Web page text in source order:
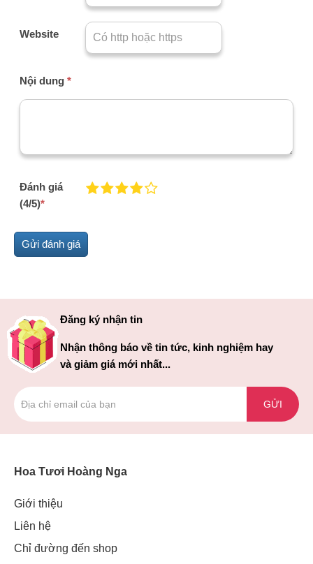
Website
Nội dung *
Đánh giá
(4/5)*
Đăng ký nhận tin
Nhận thông báo về tin tức, kinh nghiệm hay
và giảm giá mới nhất...
GỬI
Hoa Tươi Hoàng Nga
Giới thiệu
Liên hệ
Chỉ đường đến shop